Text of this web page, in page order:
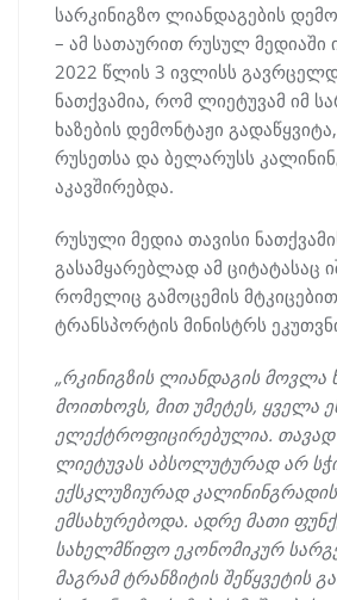
სარკინიგზო ლიანდაგების
– ამ სათაურით რუსულ მედიაში
2022 წლის 3 ივლისს
ნათქვამია, რომ ლიეტუვამ იმ
ხაზების დემონტაჟი
რუსეთსა და ბელარუსს
აკავშირებდა.
რუსული მედია თავისი
გასამყარებლად ამ ციტატასაც
რომელიც გამოცემის
ტრანსპორტის მინისტრს
„რკინიგზის ლიანდაგის მოვლა
მოითხოვს, მით უმეტეს, ყველა
ელექტროფიცირებულია. თავად
ლიეტუვას აბსოლუტურად არ
ექსკლუზიურად
ემსახურებოდა. ადრე მათი
სახელმწიფო ეკონომიკურ
მაგრამ ტრანზიტის შეწყვეტის